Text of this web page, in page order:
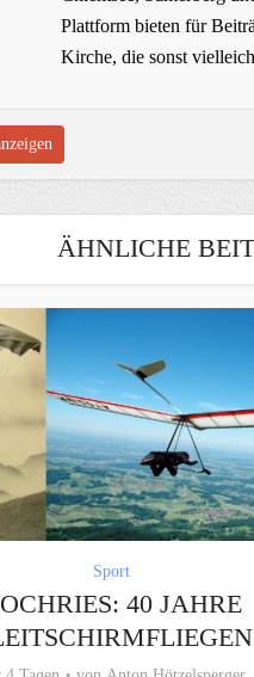
Plattform bieten für
Kirche, die sonst
ÄHNLICHE
Sport
40 JAHRE